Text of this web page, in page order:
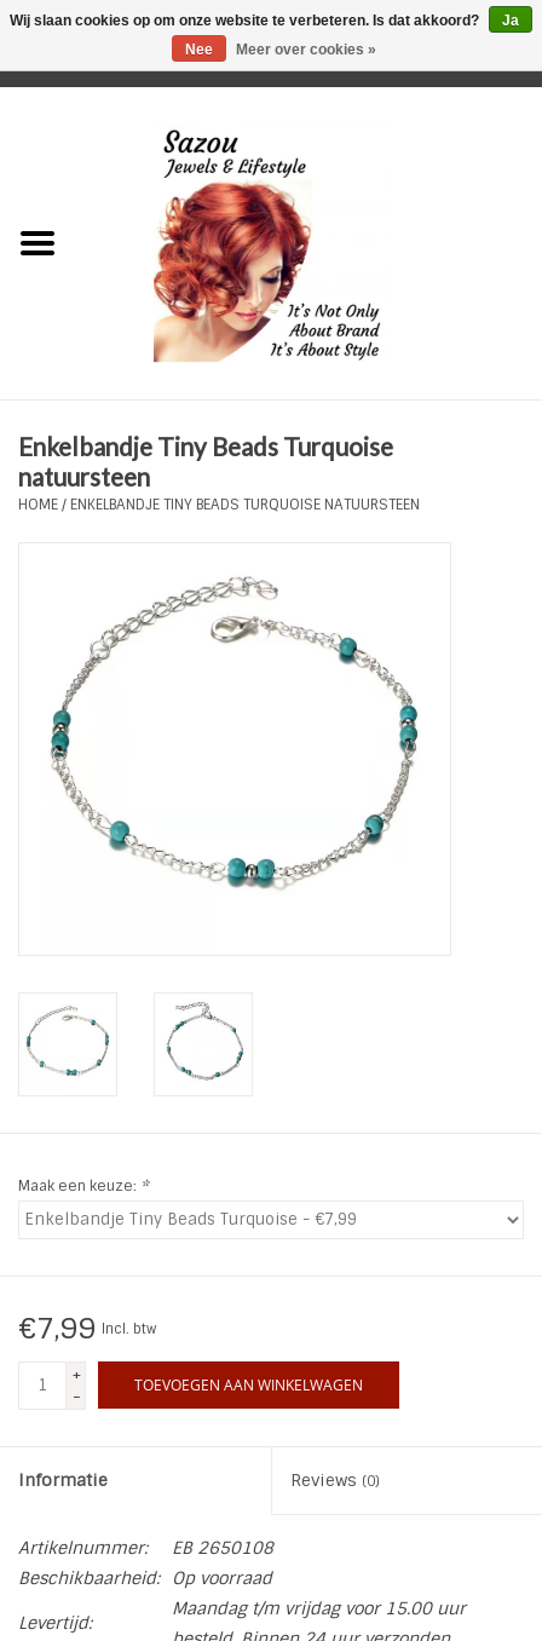
Just for Him
Plus Size Sieraden
Haaraccesoires
Zonnebrillen
Fashion
ON THE BEACH
LIFESTYLE PRODUCTEN
Enkelbandje Tiny Beads Turquoise
natuursteen
HOME/ ENKELBANDJE TINY BEADS TURQUOISE NATUURSTEEN
Maak een keuze: *
€7,99 Incl. btw
+
-
TOEVOEGEN AAN WINKELWAGEN
Informatie Reviews (0)
Artikelnummer:
EB 2650108
Beschikbaarheid:
Op voorraad
Levertijd:
Maandag t/m vrijdag voor 15.00 uur
Wij slaan cookies op om onze website te verbeteren. Is dat akkoord?
Ja
Nee
Meer over cookies »